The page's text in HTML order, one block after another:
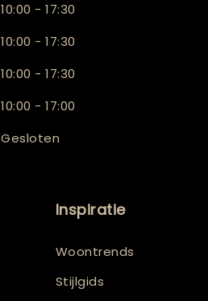
10:00 - 17:30
10:00 - 17:30
10:00 - 17:30
10:00 - 17:00
Gesloten
Inspiratie
Woontrends
Stijlgids